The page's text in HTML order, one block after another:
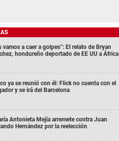
vamos a caer a golpes”: El relato de Bryan
hondureño deportado de EE UU a África
ya se reunió con él: Flick no cuenta con el
y se irá del Barcelona
Antonieta Mejía arremete contra Juan
Hernández por la reelección